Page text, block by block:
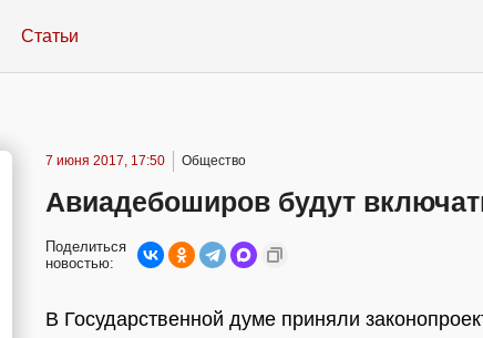
Статьи
7 июня 2017, 17:50 Общество
Авиадебоширов будут
Поделиться
новостью:
В Государственной думе приняли